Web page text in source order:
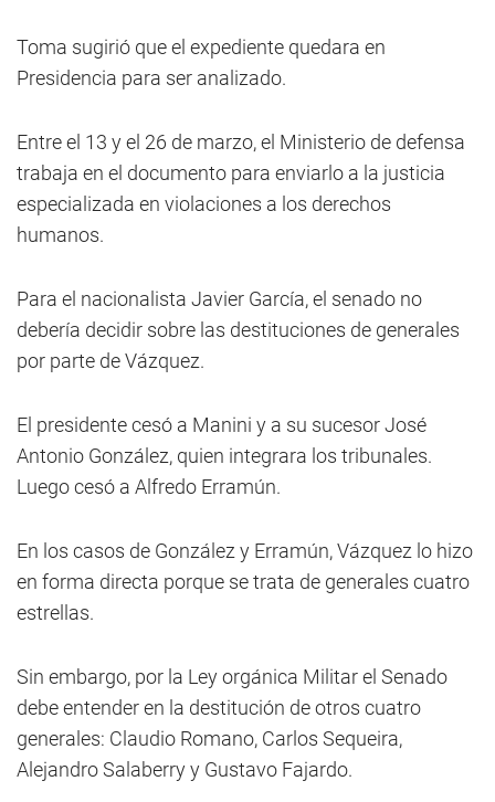
Toma sugirió que el expediente quedara en
Presidencia para ser analizado.
Entre el 13 y el 26 de marzo, el Ministerio de defensa
trabaja en el documento para enviarlo a la justicia
especializada en violaciones a los derechos
humanos.
Para el nacionalista Javier García, el senado no
debería decidir sobre las destituciones de generales
por parte de Vázquez.
El presidente cesó a Manini y a su sucesor José
Antonio González, quien integrara los tribunales.
Luego cesó a Alfredo Erramún.
En los casos de González y Erramún, Vázquez lo hizo
en forma directa porque se trata de generales cuatro
estrellas.
Sin embargo, por la Ley orgánica Militar el Senado
debe entender en la destitución de otros cuatro
generales: Claudio Romano, Carlos Sequeira,
Alejandro Salaberry y Gustavo Fajardo.